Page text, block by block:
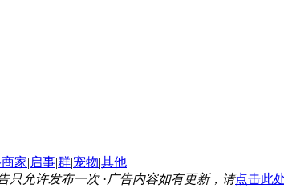
家| 启事|群|宠物|其他
只允许发布一次·广告内容如有更新，请点击此